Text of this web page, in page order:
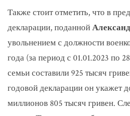
Также стоит отметить, что в
декларации, поданной
увольнением с должности
года (за период с 01.01.2023 по
семьи составили 925 тысяч
годовой декларации он укажет
миллионов 805 тысяч гривен.